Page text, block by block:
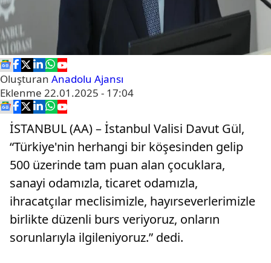
Oluşturan Anadolu Ajansı
Eklenme 22.01.2025 - 17:04
İSTANBUL (AA) – İstanbul Valisi Davut Gül,
“Türkiye'nin herhangi bir köşesinden gelip
500 üzerinde tam puan alan çocuklara,
sanayi odamızla, ticaret odamızla,
ihracatçılar meclisimizle, hayırseverlerimizle
birlikte düzenli burs veriyoruz, onların
sorunlarıyla ilgileniyoruz.” dedi.